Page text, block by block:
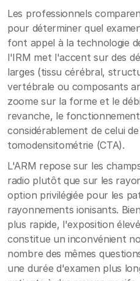
Les professionnels
pour déterminer quel
font appel à la technologie
l'IRM met l'accent sur des
larges (tissu cérébral,
vertébrale ou composants
zoome sur la forme et le
revanche, le
considérablement de celui
tomodensitométrie (CTA).
L'ARM repose sur les
radio plutôt que sur les
option privilégiée pour les
rayonnements ionisants.
plus rapide, l'exposition
constitue un inconvénient
nombre des mêmes
une durée d'examen plus